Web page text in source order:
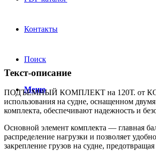
Контакты
Поиск
Меню
Текст-описание
ПОДЪЕМНЫЙ КОМПЛЕКТ на 120Т. от
использования на судне, оснащенном
комплекта, обеспечивают надежность и
Основной элемент комплекта — главная
распределение нагрузки и позволяет
закрепление грузов на судне,